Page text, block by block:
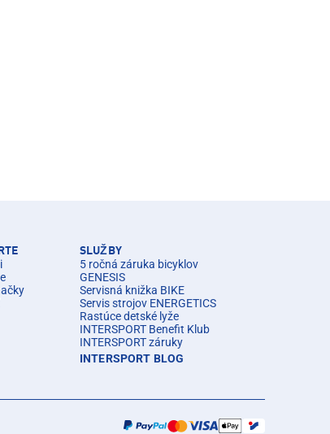
SLUŽBY
5 ročná záruka bicyklov
GENESIS
Servisná knižka BIKE
Servis strojov ENERGETICS
Rastúce detské lyže
INTERSPORT Benefit Klub
INTERSPORT záruky
INTERSPORT BLOG